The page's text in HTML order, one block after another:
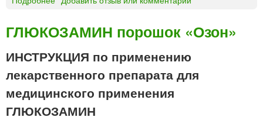
а
д
я
п
и
е
7
0
т
б
л
Ю
О
З
М
И
ГЛЮКОЗАМИН порошок «Озон»
ИНСТРУКЦИЯ по применению
лекарственного препарата для
медицинского применения
ГЛЮКОЗАМИН